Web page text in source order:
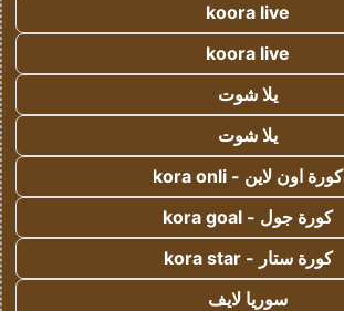
koora live
koora live
يلا شوت
يلا شوت
كورة اون لاين - kora onli
كورة جول - kora goal
كورة ستار - kora star
سوريا لايف